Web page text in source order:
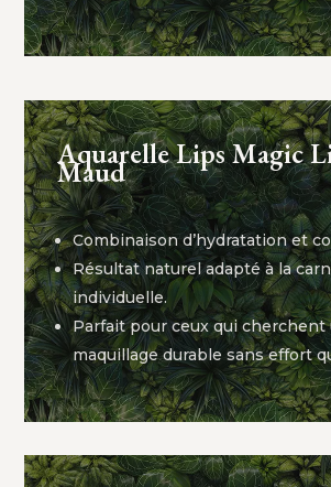
Aquarelle Lips Magic
Maud
Combinaison d’hydratation et
Résultat naturel adapté à la
individuelle.
Parfait pour ceux qui cherchent
maquillage durable sans effort